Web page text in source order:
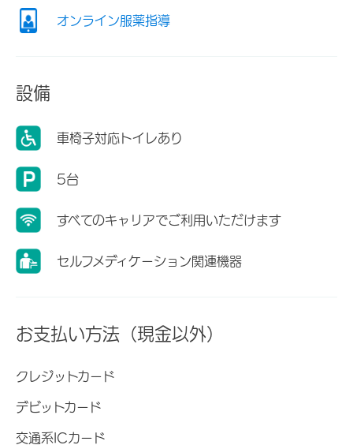
オンライン服薬指導
設備
車椅子対応トイレあり
5台
すべてのキャリアでご利用いただけます
セルフメディケーション関連機器
お支払い方法（現金以外）
クレジットカード
デビットカード
交通系ICカード